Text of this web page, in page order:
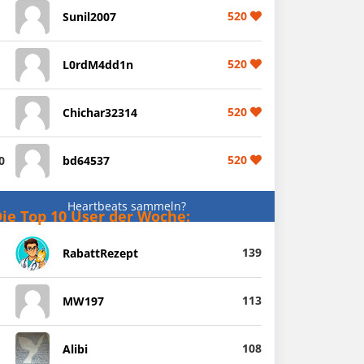
Sunil2007 520
L0rdM4dd1n 520
Chichar32314 520
bd64537 520
Heartbeats sammeln?
Top 10 User der Woche:
RabattRezept 139
MW197 113
Alibi 108